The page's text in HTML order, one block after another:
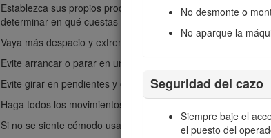
No desmonte o
No aparque la
Seguridad del cazo
Siempre baje el
el puesto del
Establezca sus propios procedimientos y reglas para
determinar en qué cuestas o pendientes es seguro trabajar
Vaya más despacio y extreme la precaución en las
Evite arrancar o parar en una cuesta o pendiente. Si la
Evite girar en pendientes y cuestas. Si es imprescindible
Haga todos los movimientos en cuestas y pendientes de
Si no se siente cómodo usando la máquina en una